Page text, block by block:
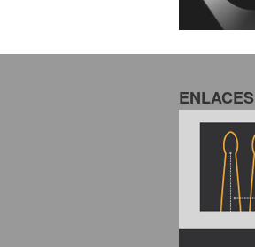
ENLACES